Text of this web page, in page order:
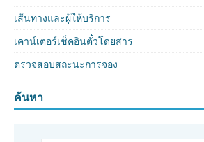
เส้นทางและผู้ให้บริการ
เคาน์เตอร์เช็คอินตั๋วโดยสาร
ตรวจสอบสถะนะการจอง
ค้นหา